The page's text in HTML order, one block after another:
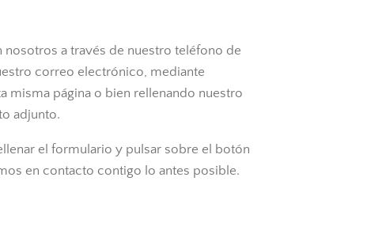
nosotros a través de nuestro teléfono de
correo electrónico, mediante
misma página o bien rellenando nuestro
adjunto.
el formulario y pulsar sobre el botón
en contacto contigo lo antes posible.